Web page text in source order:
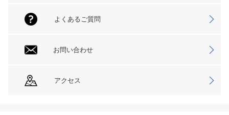
よくあるご質問
お問い合わせ
アクセス